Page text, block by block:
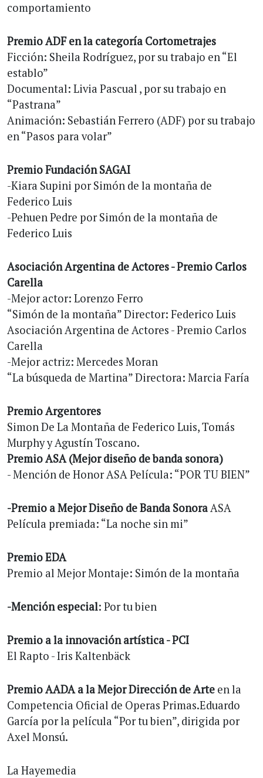
comportamiento
Premio ADF en la categoría Cortometrajes
Ficción: Sheila Rodríguez, por su trabajo en “El
establo”
Documental: Livia Pascual , por su trabajo en
“Pastrana”
Animación: Sebastián Ferrero (ADF) por su trabajo
en “Pasos para volar”
Premio Fundación SAGAI
-Kiara Supini por Simón de la montaña de
Federico Luis
-Pehuen Pedre por Simón de la montaña de
Federico Luis
Asociación Argentina de Actores - Premio Carlos
Carella
-Mejor actor: Lorenzo Ferro
“Simón de la montaña” Director: Federico Luis
Asociación Argentina de Actores - Premio Carlos
Carella
-Mejor actriz: Mercedes Moran
“La búsqueda de Martina” Directora: Marcia Faría
Premio Argentores
Simon De La Montaña de Federico Luis, Tomás
Murphy y Agustín Toscano.
Premio ASA (Mejor diseño de banda sonora)
- Mención de Honor ASA Película: “POR TU BIEN”
-Premio a Mejor Diseño de Banda SonoraASA
Película premiada: “La noche sin mi”
Premio EDA
Premio al Mejor Montaje: Simón de la montaña
-Mención especial: Por tu bien
Premio a la innovación artística - PCI
El Rapto - Iris Kaltenbäck
Premio AADA a la Mejor Dirección de Arte en la
Competencia Oficial de Operas Primas.Eduardo
García por la película “Por tu bien”, dirigida por
Axel Monsú.
La Hayemedia